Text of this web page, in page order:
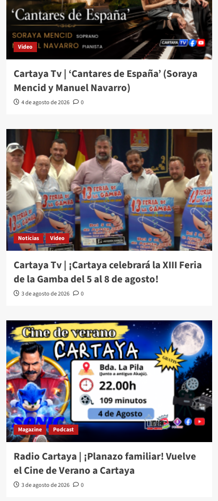
Video
Cartaya Tv | ‘Cantares de España’ (Soraya
Mencid y Manuel Navarro)
4 de agosto de 2026 0
Noticias Video
Cartaya Tv | ¡Cartaya celebrará la XIII Feria
de la Gamba del 5 al 8 de agosto!
3 de agosto de 2026 0
Magazine Podcast
Radio Cartaya | ¡Planazo familiar! Vuelve
el Cine de Verano a Cartaya
3 de agosto de 2026 0